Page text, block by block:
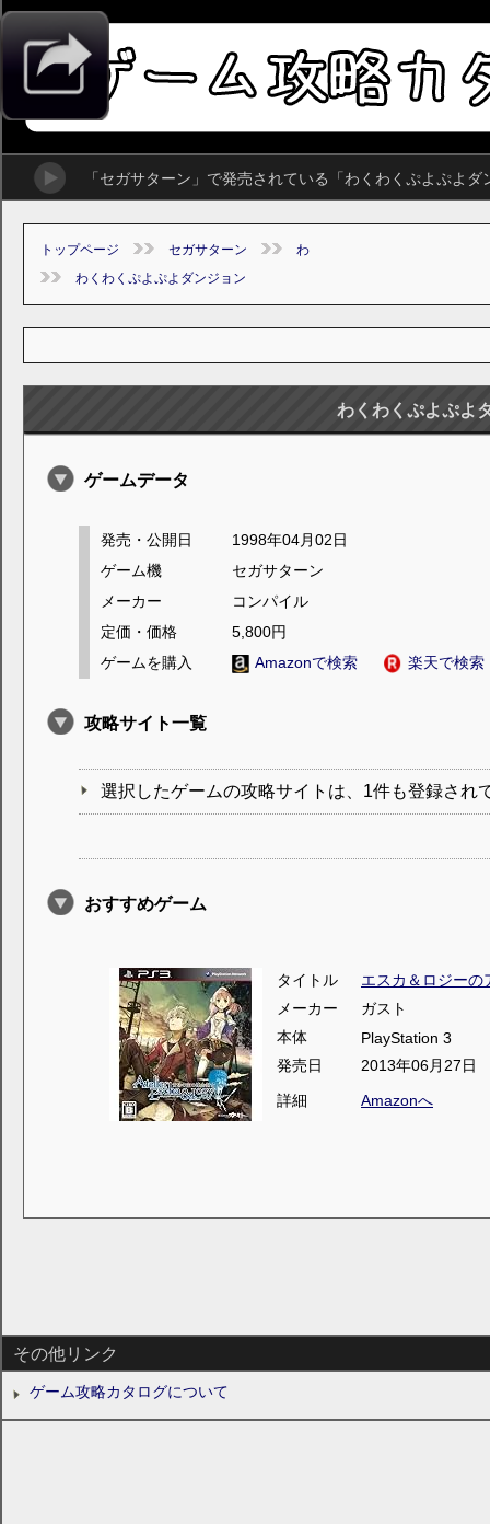
「セガサターン」で発売されている「わくわくぷよぷよ
トップページ セガサターン
わ
わくわくぷよぷよダンジョン
わくわくぷよぷよ
ゲームデータ
発売・公開日
1998年04月02日
ゲーム機
セガサターン
メーカー
コンパイル
定価・価格
5,800円
ゲームを購入
Amazonで検索 楽天で検索
攻略サイト一覧
選択したゲームの攻略サイトは、1件も登録され
おすすめゲーム
タイトル
エスカ＆ロジーの
メーカー
ガスト
本体
PlayStation 3
発売日
2013年06月27日
詳細
Amazonへ
その他リンク
ゲーム攻略カタログについて